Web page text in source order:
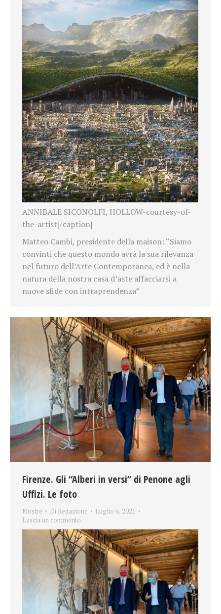
ANNIBALE SICONOLFI, HOLLOW-courtesy-of-
the-artist[/caption]
Matteo Cambi, presidente della maison: “Siamo
convinti che questo mondo avrà la sua rilevanza
nel futuro dell’Arte Contemporanea, ed è nella
natura della nostra casa d’aste affacciarsi a
nuove sfide con intraprendenza”
Firenze. Gli “Alberi in versi” di Penone agli
Uffizi. Le foto
Mostre Di Redazione
Luglio 6, 2021
Lascia un commento